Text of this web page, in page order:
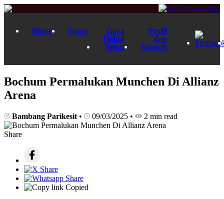
Home Sport
Gaya
Hidup
Sehat
Profil
dan
Sejarah
Bochum Permalukan Munchen Di Allianz
Arena
Bambang Parikesit • 09/03/2025 • 2 min read
Share
Copied